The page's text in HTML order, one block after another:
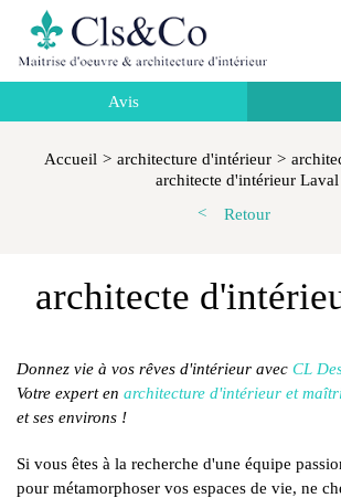
Avis
Accueil architecture d'intérieur
architecte d'intérieur Laval
Retour
architecte
Donnez vie à vos rêves d'intérieur avec CL
Votre expert en architecture d'intérieur et
et ses environs !
Si vous êtes à la recherche d'une équipe
pour métamorphoser vos espaces de vie, ne